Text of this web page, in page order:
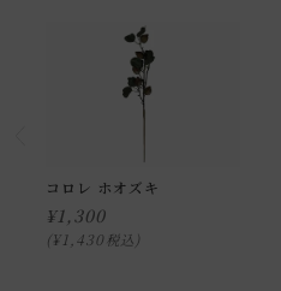
小型商品の日時・時間指定につ
申し訳ございませんが、具体的
できません。
コロレ ホオズキ
¥1,300
¥1,430 税込